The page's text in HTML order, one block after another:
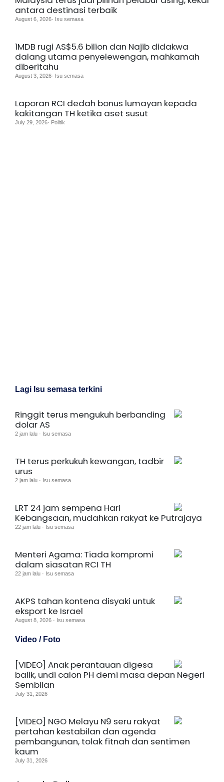
antara destinasi terbaik
August 6, 2026· Isu semasa
1MDB rugi AS$5.6 bilion dan Najib didakwa
dalang utama penyelewengan, mahkamah
diberitahu
August 3, 2026· Isu semasa
Laporan RCI dedah bonus lumayan kepada
kakitangan TH ketika aset susut
July 29, 2026· Politik
Lagi Isu semasa terkini
Ringgit terus mengukuh berbanding
dolar AS
2 jam lalu · Isu semasa
TH terus perkukuh kewangan, tadbir
urus
2 jam lalu · Isu semasa
LRT 24 jam sempena Hari
Kebangsaan, mudahkan rakyat ke Putrajaya
22 jam lalu · Isu semasa
Menteri Agama: Tiada kompromi
dalam siasatan RCI TH
22 jam lalu · Isu semasa
AKPS tahan kontena disyaki untuk
eksport ke Israel
August 8, 2026 · Isu semasa
Video / Foto
[VIDEO] Anak perantauan digesa
balik, undi calon PH demi masa depan Negeri
Sembilan
July 31, 2026
[VIDEO] NGO Melayu N9 seru rakyat
pertahan kestabilan dan agenda
pembangunan, tolak fitnah dan sentimen
kaum
July 31, 2026